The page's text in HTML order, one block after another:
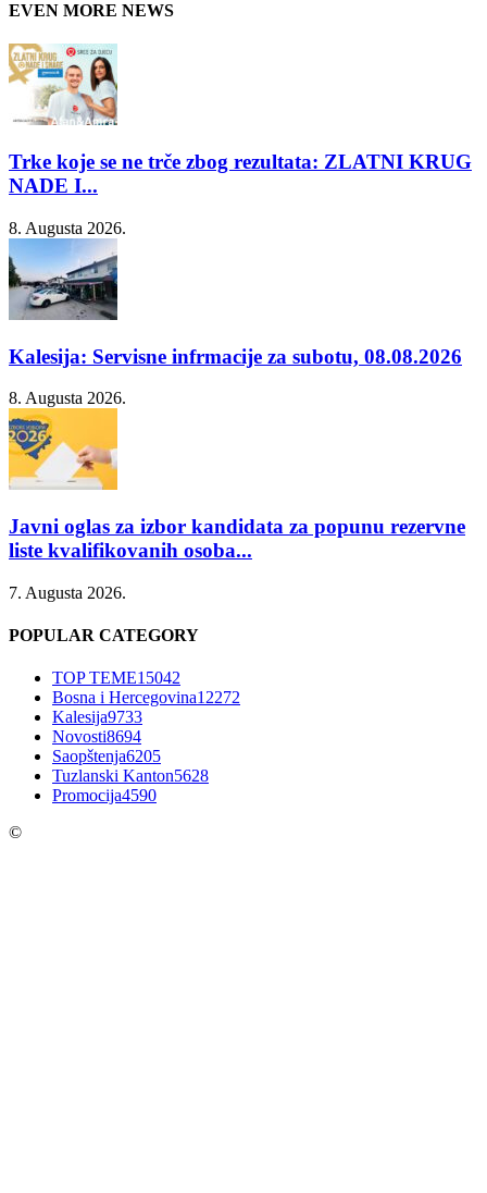
EVEN MORE NEWS
Trke koje se ne trče zbog rezultata: ZLATNI KRUG
NADE I...
8. Augusta 2026.
Kalesija: Servisne infrmacije za subotu, 08.08.2026
8. Augusta 2026.
Javni oglas za izbor kandidata za popunu rezervne
liste kvalifikovanih osoba...
7. Augusta 2026.
POPULAR CATEGORY
TOP TEME15042
Bosna i Hercegovina12272
Kalesija9733
Novosti8694
Saopštenja6205
Tuzlanski Kanton5628
Promocija4590
©